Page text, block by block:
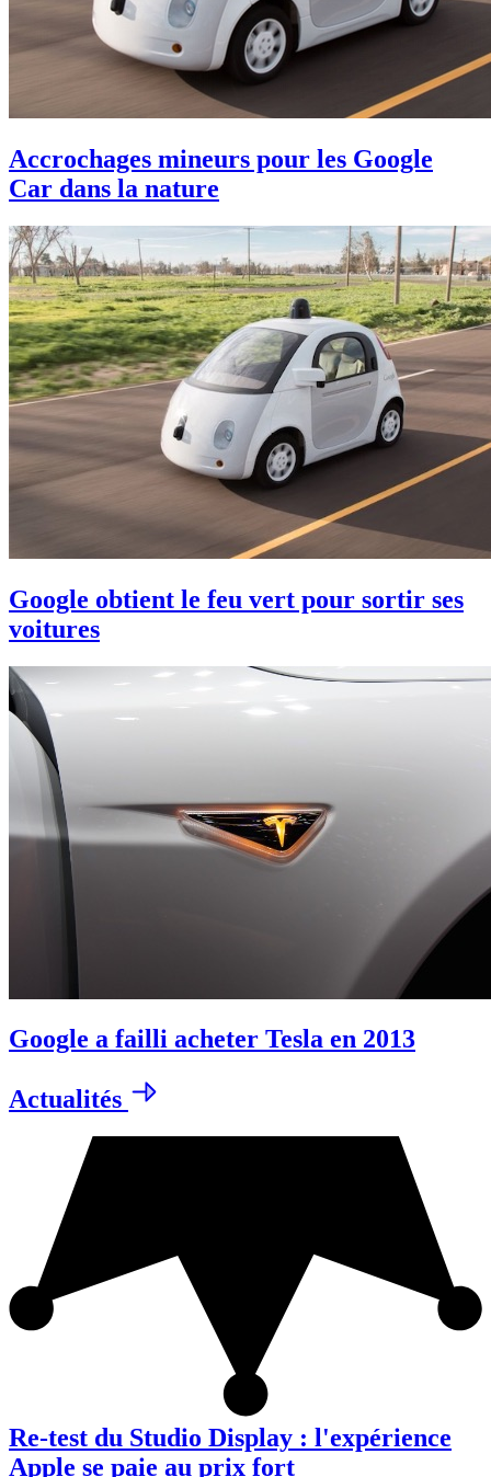
Accrochages mineurs pour les Google
Car dans la nature
Google obtient le feu vert pour sortir ses
voitures
Google a failli acheter Tesla en 2013
Actualités
Re-test du Studio Display : l'expérience
Apple se paie au prix fort